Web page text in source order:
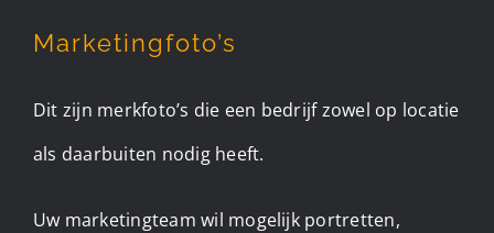
Marketingfoto’s
Dit zijn merkfoto’s die een bedrijf zowel op locatie
als daarbuiten nodig heeft.
Uw marketingteam wil mogelijk portretten,